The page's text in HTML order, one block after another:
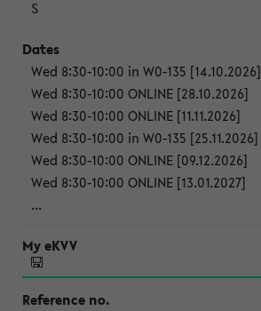
S
Wed 8:30-10:00 in W0-135 [14.10.2026]
Wed 8:30-10:00 ONLINE [28.10.2026]
Wed 8:30-10:00 ONLINE [11.11.2026]
Wed 8:30-10:00 in W0-135 [25.11.2026]
Wed 8:30-10:00 ONLINE [09.12.2026]
Wed 8:30-10:00 ONLINE [13.01.2027]
...